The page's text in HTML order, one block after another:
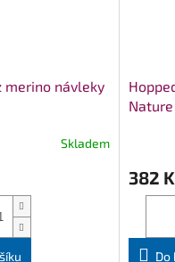
merino návleky
Skladem
Nature
382
Do